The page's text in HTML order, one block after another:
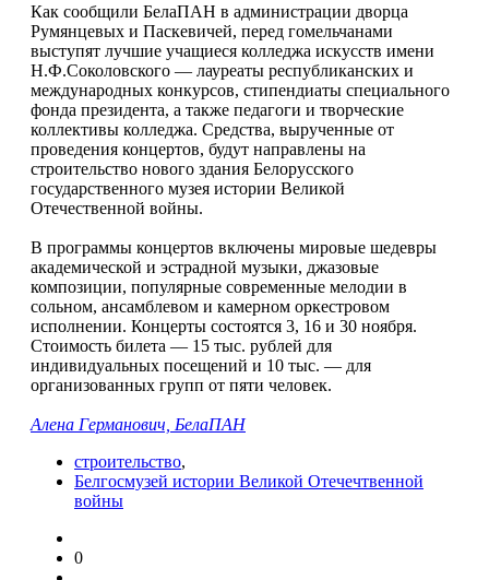
Как сообщили БелаПАН в администрации дворца
Румянцевых и Паскевичей, перед гомельчанами
выступят лучшие учащиеся колледжа искусств имени
Н.Ф.Соколовского — лауреаты республиканских и
международных конкурсов, стипендиаты специального
фонда президента, а также педагоги и творческие
коллективы колледжа. Средства, вырученные от
проведения концертов, будут направлены на
строительство нового здания Белорусского
государственного музея истории Великой
Отечественной войны.
В программы концертов включены мировые шедевры
академической и эстрадной музыки, джазовые
композиции, популярные современные мелодии в
сольном, ансамблевом и камерном оркестровом
исполнении. Концерты состоятся 3, 16 и 30 ноября.
Стоимость билета — 15 тыс. рублей для
индивидуальных посещений и 10 тыс. — для
организованных групп от пяти человек.
Алена Германович, БелаПАН
строительство,
Белгосмузей истории Великой Отечечтвенной
войны
0